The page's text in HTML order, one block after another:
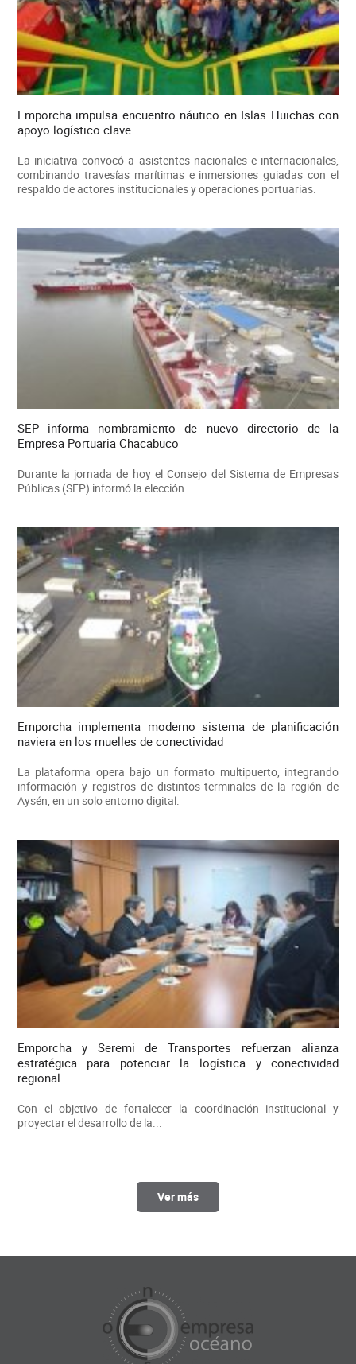
Emporcha impulsa encuentro náutico en Islas Huichas con
apoyo logístico clave
La iniciativa convocó a asistentes nacionales e internacionales,
combinando travesías marítimas e inmersiones guiadas con el
respaldo de actores institucionales y operaciones portuarias.
SEP informa nombramiento de nuevo directorio de la
Empresa Portuaria Chacabuco
Durante la jornada de hoy el Consejo del Sistema de Empresas
Públicas (SEP) informó la elección...
Emporcha implementa moderno sistema de planificación
naviera en los muelles de conectividad
La plataforma opera bajo un formato multipuerto, integrando
información y registros de distintos terminales de la región de
Aysén, en un solo entorno digital.
Emporcha y Seremi de Transportes refuerzan alianza
estratégica para potenciar la logística y conectividad
regional
Con el objetivo de fortalecer la coordinación institucional y
proyectar el desarrollo de la...
Ver más